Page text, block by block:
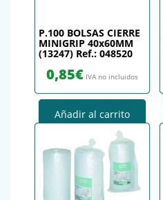
P.100 BOLSAS CIERRE
MINIGRIP 40x60MM
(13247) Ref.: 048520
0,85€ IVA no incluidos
Añadir al carrito